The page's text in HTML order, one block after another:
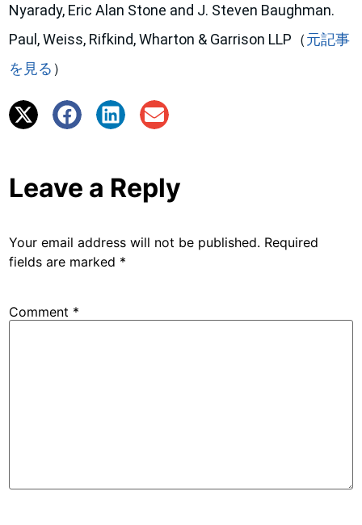
Nyarady, Eric Alan Stone and J. Steven Baughman.
Paul, Weiss, Rifkind, Wharton & Garrison LLP（元記事
を見る ）
Leave a Reply
Your email address will not be published. Required
fields are marked *
Comment *